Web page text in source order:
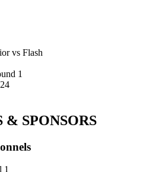
& SPONSORS